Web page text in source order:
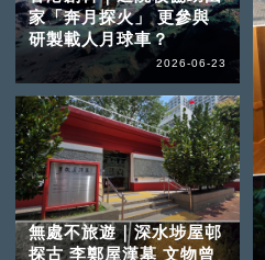
家「奔月探火」 更參與
研製載人月球車？
2026-06-23
無處不旅遊｜深水埗屋邨
探古 李鄭屋漢墓 文物曾